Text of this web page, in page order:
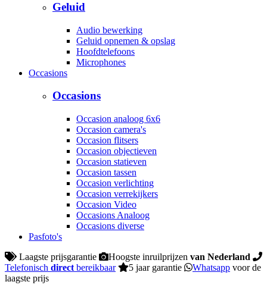
Geluid
Audio bewerking
Geluid opnemen & opslag
Hoofdtelefoons
Microphones
Occasions
Occasions
Occasion analoog 6x6
Occasion camera's
Occasion flitsers
Occasion objectieven
Occasion statieven
Occasion tassen
Occasion verlichting
Occasion verrekijkers
Occasion Video
Occasions Analoog
Occasions diverse
Pasfoto's
Laagste prijsgarantie
Hoogste inruilprijzen van Nederland
Telefonisch direct bereikbaar 5 jaar garantie Whatsapp voor de
laagste prijs